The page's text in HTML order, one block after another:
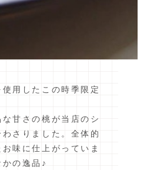
用したこの時季限定
甘さの桃が当店のシ
さりました。全体的
味に仕上がっていま
の逸品♪